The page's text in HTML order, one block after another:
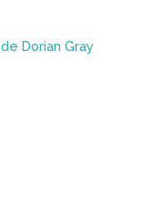
Dorian Gray